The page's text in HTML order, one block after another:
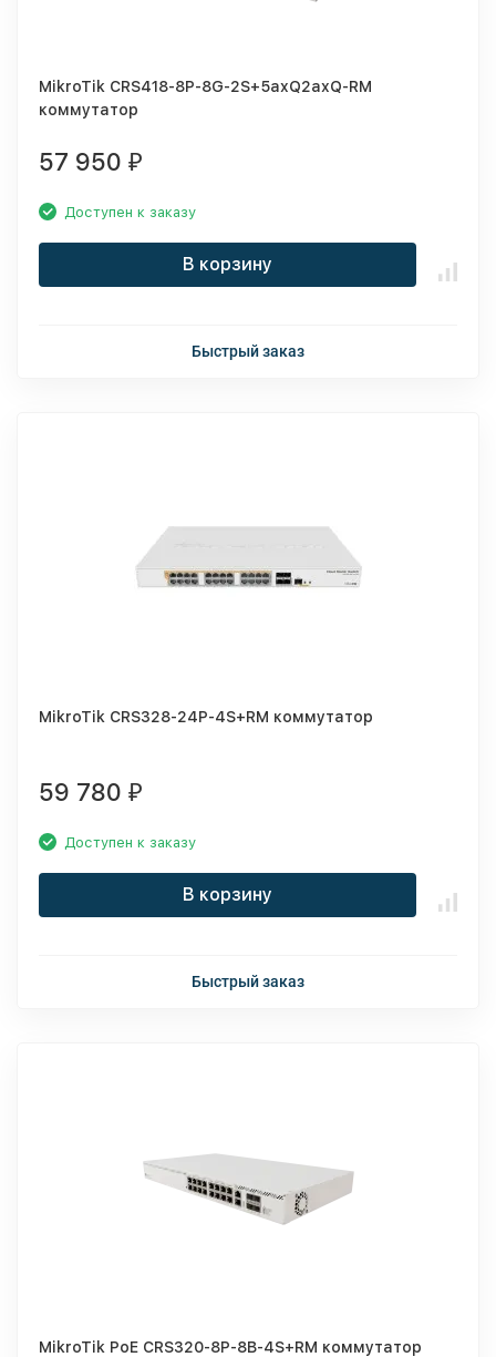
MikroTik CRS418-8P-8G-2S+5axQ2axQ-RM
коммутатор
57 950 ₽
Доступен к заказу
В корзину
Быстрый заказ
MikroTik CRS328-24P-4S+RM коммутатор
59 780 ₽
Доступен к заказу
В корзину
Быстрый заказ
MikroTik PoE CRS320-8P-8B-4S+RM коммутатор